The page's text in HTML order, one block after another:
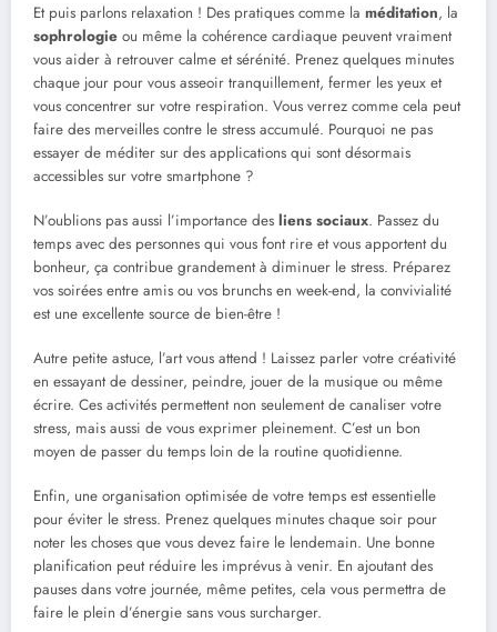
Et puis parlons relaxation ! Des pratiques comme la méditation, la
sophrologie ou même la cohérence cardiaque peuvent vraiment
vous aider à retrouver calme et sérénité. Prenez quelques minutes
chaque jour pour vous asseoir tranquillement, fermer les yeux et
vous concentrer sur votre respiration. Vous verrez comme cela peut
faire des merveilles contre le stress accumulé. Pourquoi ne pas
essayer de méditer sur des applications qui sont désormais
accessibles sur votre smartphone ?
N’oublions pas aussi l’importance des liens sociaux. Passez du
temps avec des personnes qui vous font rire et vous apportent du
bonheur, ça contribue grandement à diminuer le stress. Préparez
vos soirées entre amis ou vos brunchs en week-end, la convivialité
est une excellente source de bien-être !
Autre petite astuce, l’art vous attend ! Laissez parler votre créativité
en essayant de dessiner, peindre, jouer de la musique ou même
écrire. Ces activités permettent non seulement de canaliser votre
stress, mais aussi de vous exprimer pleinement. C’est un bon
moyen de passer du temps loin de la routine quotidienne.
Enfin, une organisation optimisée de votre temps est essentielle
pour éviter le stress. Prenez quelques minutes chaque soir pour
noter les choses que vous devez faire le lendemain. Une bonne
planification peut réduire les imprévus à venir. En ajoutant des
pauses dans votre journée, même petites, cela vous permettra de
faire le plein d’énergie sans vous surcharger.